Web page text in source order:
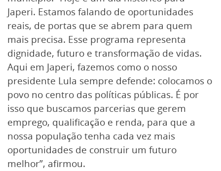
Japeri. Estamos falando de oportunidades
reais, de portas que se abrem para quem
mais precisa. Esse programa representa
dignidade, futuro e transformação de vidas.
Aqui em Japeri, fazemos como o nosso
presidente Lula sempre defende: colocamos o
povo no centro das políticas públicas. É por
isso que buscamos parcerias que gerem
emprego, qualificação e renda, para que a
nossa população tenha cada vez mais
oportunidades de construir um futuro
melhor”, afirmou.